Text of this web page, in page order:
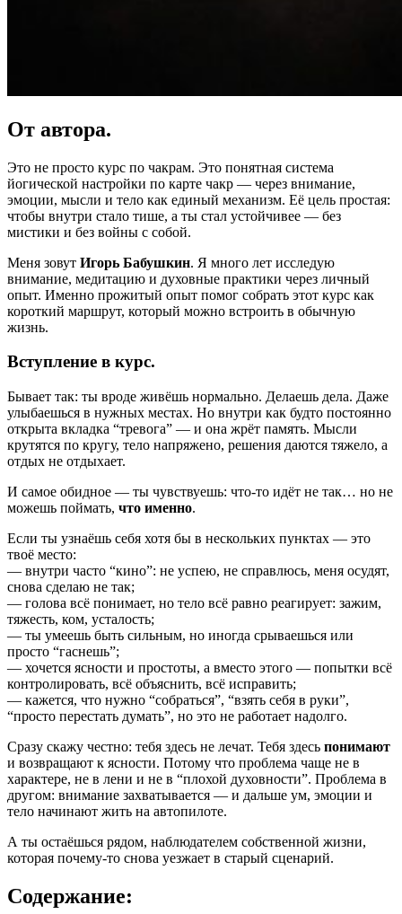
От автора.
Это не просто курс по чакрам. Это понятная система
йогической настройки по карте чакр — через внимание,
эмоции, мысли и тело как единый механизм. Её цель простая:
чтобы внутри стало тише, а ты стал устойчивее — без
мистики и без войны с собой.
Меня зовут Игорь Бабушкин. Я много лет исследую
внимание, медитацию и духовные практики через личный
опыт. Именно прожитый опыт помог собрать этот курс как
короткий маршрут, который можно встроить в обычную
жизнь.
Вступление в курс.
Бывает так: ты вроде живёшь нормально. Делаешь дела. Даже
улыбаешься в нужных местах. Но внутри как будто постоянно
открыта вкладка “тревога” — и она жрёт память. Мысли
крутятся по кругу, тело напряжено, решения даются тяжело, а
отдых не отдыхает.
И самое обидное — ты чувствуешь: что-то идёт не так… но не
можешь поймать, что именно.
Если ты узнаёшь себя хотя бы в нескольких пунктах — это
твоё место:
— внутри часто “кино”: не успею, не справлюсь, меня осудят,
снова сделаю не так;
— голова всё понимает, но тело всё равно реагирует: зажим,
тяжесть, ком, усталость;
— ты умеешь быть сильным, но иногда срываешься или
просто “гаснешь”;
— хочется ясности и простоты, а вместо этого — попытки всё
контролировать, всё объяснить, всё исправить;
— кажется, что нужно “собраться”, “взять себя в руки”,
“просто перестать думать”, но это не работает надолго.
Сразу скажу честно: тебя здесь не лечат. Тебя здесь понимают
и возвращают к ясности. Потому что проблема чаще не в
характере, не в лени и не в “плохой духовности”. Проблема в
другом: внимание захватывается — и дальше ум, эмоции и
тело начинают жить на автопилоте.
А ты остаёшься рядом, наблюдателем собственной жизни,
которая почему-то снова уезжает в старый сценарий.
Содержание: